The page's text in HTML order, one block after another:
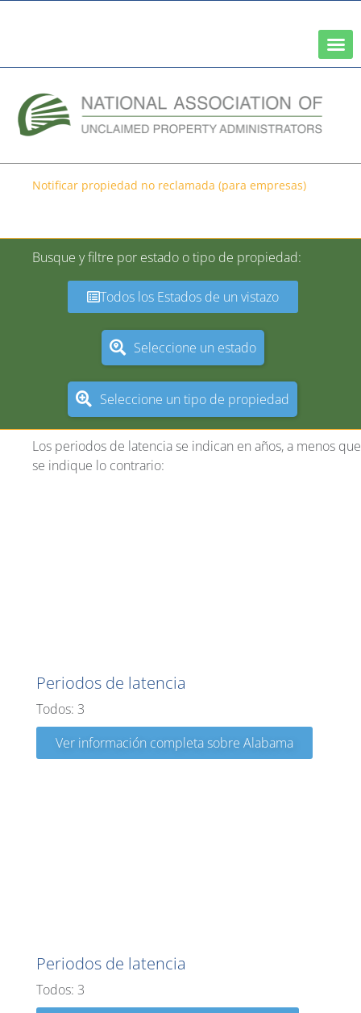
Notificar propiedad no reclamada (para empresas)
Busque y filtre por estado o tipo de propiedad:
Todos los Estados de un vistazo
Seleccione un estado
Seleccione un tipo de propiedad
Los periodos de latencia se indican en años, a menos que
se indique lo contrario:
Periodos de latencia
Todos: 3
Ver información completa sobre Alabama
Periodos de latencia
Todos: 3